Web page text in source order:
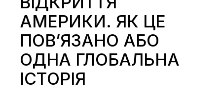
АМЕРИКИ. ЯК ЦЕ
ПОВ’ЯЗАНО АБО
ОДНА ГЛОБАЛЬНА
ІСТОРІЯ